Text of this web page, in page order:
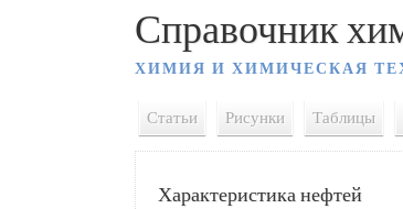
Справочник
ХИМИЯ И ХИМИЧЕСКАЯ
Статьи Рисунки Таблицы
Характеристика нефтей